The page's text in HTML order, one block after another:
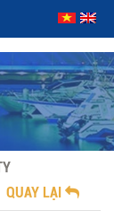
QUAY LẠI